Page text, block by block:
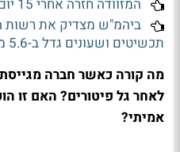
המזוודה חזרה אחרי 15 יום: ארקיע תשלם 3,500 שקל
ביהמ"ש מצדיק את רשות
תכשיטים ושעונים גדל ב-5.6 מיליון שקל בלי הסבר
מה קורה כאשר חברה
לאחר גל פיטורים? האם זו
אמיתי?